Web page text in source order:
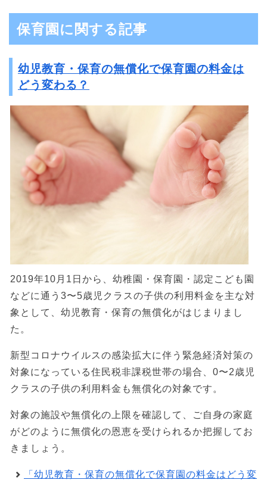
保育園に関する記事
幼児教育・保育の無償化で保育園の料金は
どう変わる？
2019年10月1日から、幼稚園・保育園・認定こども園
などに通う3〜5歳児クラスの子供の利用料金を主な対
象として、幼児教育・保育の無償化がはじまりまし
た。
新型コロナウイルスの感染拡大に伴う緊急経済対策の
対象になっている住民税非課税世帯の場合、0〜2歳児
クラスの子供の利用料金も無償化の対象です。
対象の施設や無償化の上限を確認して、ご自身の家庭
がどのように無償化の恩恵を受けられるか把握してお
きましょう。
「幼児教育・保育の無償化で保育園の料金はどう変